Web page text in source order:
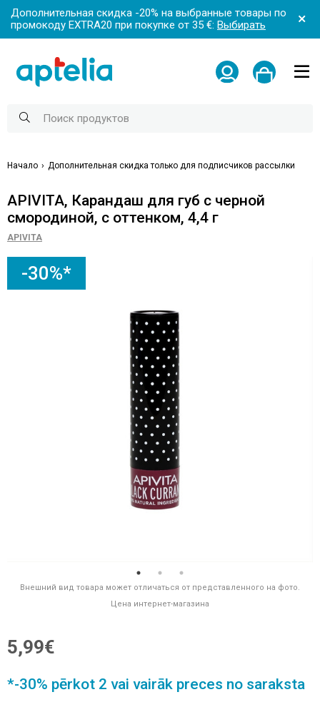
Дополнительная скидка -20% на выбранные товары по
промокоду EXTRA20 при покупке от 35 €: Выбирать
Начало Дополнительная скидка только для подписчиков рассылки
APIVITA, Карандаш для губ с черной
смородиной, с оттенком, 4,4 г
APIVITA
-30%*
Внешний вид товара может отличаться от представленного на фото.
Цена интернет-магазина
5,99€
*-30% pērkot 2 vai vairāk preces no saraksta